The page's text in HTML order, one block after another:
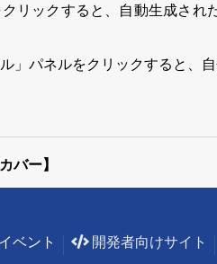
リックすると、自動生成さ
」パネルをクリックすると、
バー】
イベント 開発者向けサイト